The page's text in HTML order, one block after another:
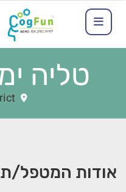
טליה
אודות המטפל/ת